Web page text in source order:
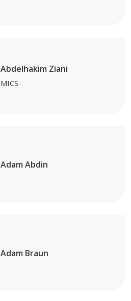
Abdelhakim Ziani
MICS
Adam Abdin
Adam Braun